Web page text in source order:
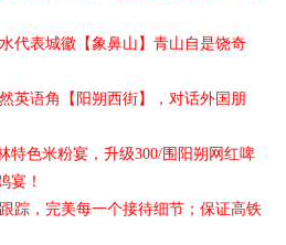
代表城徽【象鼻山】青山自是饶奇
英语角【阳朔西街】，对话外国朋
特色米粉宴，升级300/围阳朔网红啤
宴！
踪，完美每一个接待细节；保证高铁